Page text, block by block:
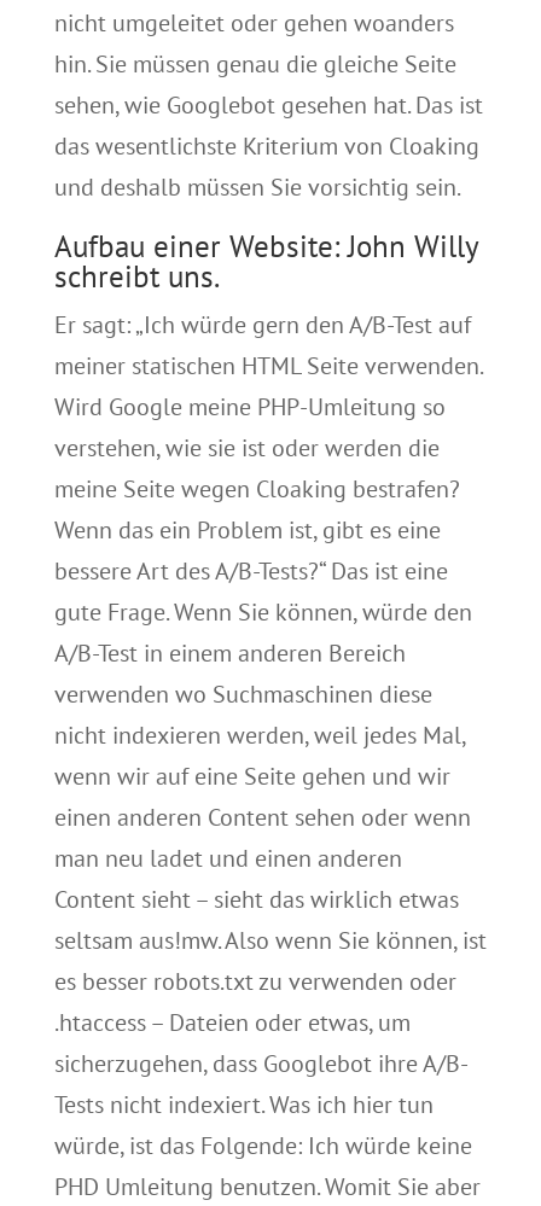
nicht umgeleitet oder gehen woanders
hin. Sie müssen genau die gleiche Seite
sehen, wie Googlebot gesehen hat. Das ist
das wesentlichste Kriterium von Cloaking
und deshalb müssen Sie vorsichtig sein.
Aufbau einer Website: John Willy
schreibt uns.
Er sagt: „Ich würde gern den A/B-Test auf
meiner statischen HTML Seite verwenden.
Wird Google meine PHP-Umleitung so
verstehen, wie sie ist oder werden die
meine Seite wegen Cloaking bestrafen?
Wenn das ein Problem ist, gibt es eine
bessere Art des A/B-Tests?“ Das ist eine
gute Frage. Wenn Sie können, würde den
A/B-Test in einem anderen Bereich
verwenden wo Suchmaschinen diese
nicht indexieren werden, weil jedes Mal,
wenn wir auf eine Seite gehen und wir
einen anderen Content sehen oder wenn
man neu ladet und einen anderen
Content sieht – sieht das wirklich etwas
seltsam aus!mw. Also wenn Sie können, ist
es besser robots.txt zu verwenden oder
.htaccess – Dateien oder etwas, um
sicherzugehen, dass Googlebot ihre A/B-
Tests nicht indexiert. Was ich hier tun
würde, ist das Folgende: Ich würde keine
PHD Umleitung benutzen. Womit Sie aber